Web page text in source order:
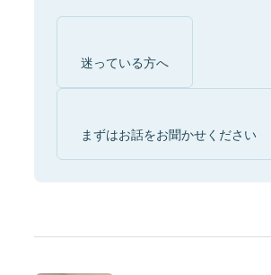
迷っている方へ
まずはお話をお聞かせください